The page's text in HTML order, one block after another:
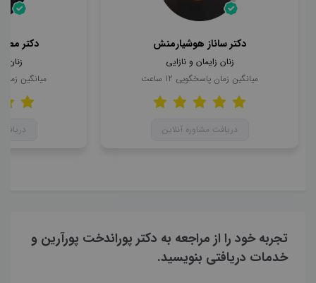
دکتر ساناز هوشیارمنش
زنان زایمان و نازایی
میانگین زمان پاسخگویی 12 ساعت
دریافت مشاوره آنلاین
دکتر
زنان
میانگین
تجربه خود را از مراجعه به دکتر پوراندخت پورآرین و
خدمات دریافتی بنویسید.